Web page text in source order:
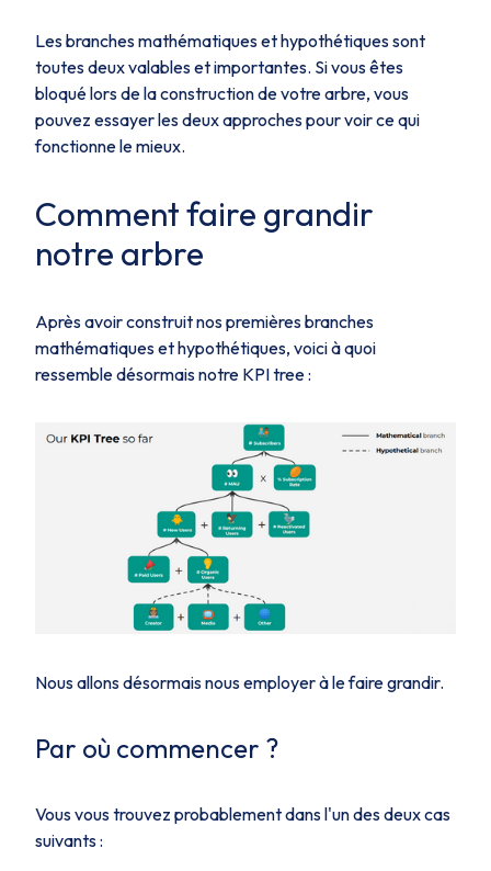
Les branches mathématiques et hypothétiques sont
toutes deux valables et importantes. Si vous êtes
bloqué lors de la construction de votre arbre, vous
pouvez essayer les deux approches pour voir ce qui
fonctionne le mieux.
Comment faire grandir
notre arbre
Après avoir construit nos premières branches
mathématiques et hypothétiques, voici à quoi
ressemble désormais notre KPI tree :
Nous allons désormais nous employer à le faire grandir.
Par où commencer ?
Vous vous trouvez probablement dans l'un des deux cas
suivants :